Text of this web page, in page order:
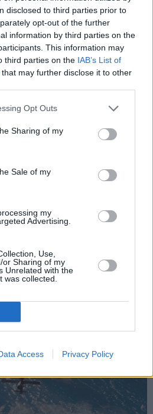
disclosed to third parties prior to
opt-out of the further
information by third parties on the
This information may
third parties on the IAB’s List of
that may further disclose it to other
Opt Outs
Sharing of my
Sale of my
my
Advertising.
Use,
or Sharing of my
Unrelated with the
was collected.
Access Privacy Policy
DNA με Τεχνητή
ασφαλείας που ανησυχεί